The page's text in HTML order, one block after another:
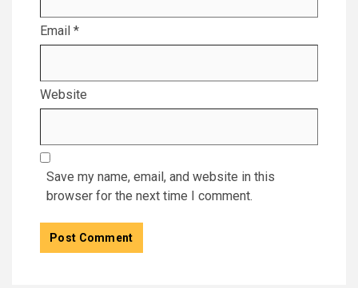
Email *
Website
Save my name, email, and website in this
browser for the next time I comment.